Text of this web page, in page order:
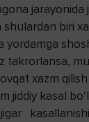
jarayonida
shulardan biri
yordamga
takrorlansa,
xazm
jiddiy kasal